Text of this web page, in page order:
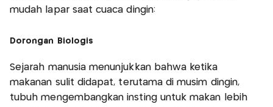
mudah lapar saat cuaca dingin:
Dorongan Biologis
Sejarah manusia menunjukkan bahwa ketika
makanan sulit didapat, terutama di musim dingin,
tubuh mengembangkan insting untuk makan lebih